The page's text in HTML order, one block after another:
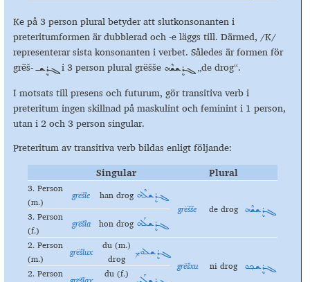
Ke på 3 person plural betyder att slutkonsonanten i
preteritumformen är dubblerad och -e läggs till. Därmed, /K/
representerar sista konsonanten i verbet. Således är formen för
grëš-ܓܪܷܫـ i 3 person plural grëšše ܓܪܷܫܫܶܗ „de drog“.
I motsats till presens och futurum, gör transitiva verb i
preteritum ingen skillnad på maskulint och feminint i 1 person,
utan i 2 och 3 person singular.
Preteritum av transitiva verb bildas enligt följande:
Singular Plural
3. Person
(m.)
grëšle han drog ܓܪܷܫܠܶܗ
grëšše de drog ܓܪܷܫܫܶܗ
3. Person
(f.)
grëšla hon drog ܓܪܷܫܠܰܗ
2. Person
(m.)
grëšlux
du (m.)
drog
ܓܪܷܫܠܘܟ݂
grëšxu ni drog ܓܪܷܫܟ݂ܘ
2. Person
du (f.)